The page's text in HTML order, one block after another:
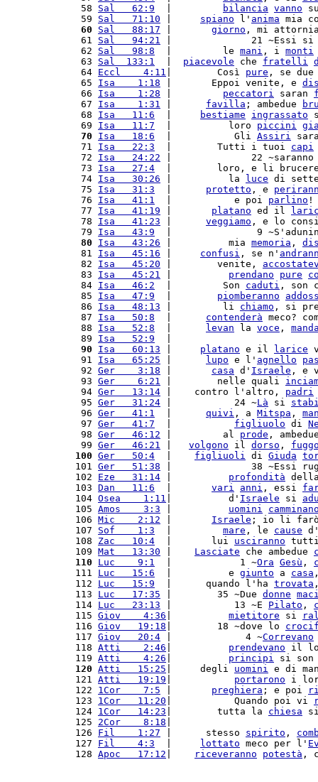
58 Sal   62:9 bilancia vanno
59 Sal   71:10 spiano l' anima mia
60
Sal   88:17 giorno , mi
61 Sal   94:21 |              21 ~Essi
62 Sal   98:8
  |         le
mani , i monti
63 Sal  133:1 piacevole che fratelli
64 Eccl    4:11 |        Così pure , se
65 Isa    1:18 |       Eppoi venite, e
66 Isa    1:28 peccatori saran
67 Isa    1:31 favilla ; ambedue
68 Isa   11:6 bestiame ingrassato
69 Isa   11:7
  |          loro
piccini
70
Isa   18:6
  |           Gli
Assiri
71 Isa   22:3
  |        Tutti i tuoi
capi
72 Isa   24:22 |              22
73 Isa   27:4
|        loro, e li
74 Isa   30:26 |          la luce di
75 Isa   31:3 protetto , e
76 Isa   41:1
  |           e poi
parlino !
77 Isa   41:19 platano ed il
78 Isa   41:23 veggiamo , e lo
79 Isa   43:9
|               9
80
Isa   43:26 |          mia memoria ,
81 Isa   45:16 confusi , se n'
82 Isa   45:20 |        venite,
83 Isa   45:21 prendano pure
84 Isa   46:2
  |         Son
caduti , son
85 Isa   47:9 piomberanno
86 Isa   48:13 |         li chiamo , si
87 Isa   50:8 contenderà meco?
88 Isa   52:8 levan la voce ,
89 Isa   52:9
90
Isa   60:13 platano e il larice
91 Isa   65:25 lupo e l' agnello
92 Ger    3:18 casa d' Israele , e
93 Ger    6:21 |        nelle quali
94 Ger   13:14 |    contro l'altro, padri
95 Ger   31:24 |           24 ~Là si
96 Ger   41:1 quivi , a Mitspa ,
97 Ger   41:7 figliuolo di
98 Ger   46:12 |         al prode ,
99 Ger   46:21 volgono il dorso ,
100 Ger   50:4 figliuoli di Giuda
101 Ger   51:38 |              38 ~Essi
102 Eze   31:14 profondità
103 Dan   11:6 vari anni , essi
104 Osea    1:11 |          d' Israele si
105 Amos    3:3 uomini
106 Mic    2:12 Israele ; io li
107 Sof    1:3 mare , le cause
108 Zac   10:4
  |       lui
usciranno
109 Mat   13:30 Lasciate che ambedue
110
Luc    9:1
  |            1 ~
Ora Gesù ,
111 Luc   15:6
  |          e
giunto a casa
112 Luc   15:9
  |      quando l'ha
trovata
113 Luc   17:35 |        35 ~Due donne
114 Luc   23:13 |           13 ~E Pilato ,
115 Giov    4:36 mietitore si
116 Giov   19:18 |        18 ~dove lo
117 Giov   20:4 |             4 ~Correvano
118 Atti    2:46 prendevano il
119 Atti    4:26 principi si
120 Atti   15:25 |     degli uomini e di
121 Atti   19:19 portarono i
122 1Cor    7:5 preghiera ; e poi
123 1Cor   11:20 |           Quando poi vi
124 1Cor   14:23 |        tutta la chiesa
125 2Cor    8:18
126 Fil    1:27 |      stesso spirito ,
127 Fil    4:3 lottato meco per l'
128 Apoc   17:12 riceveranno potestà ,